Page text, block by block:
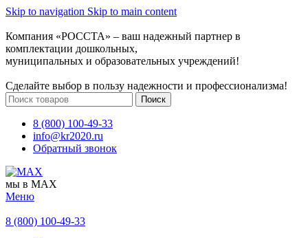
Skip to navigation Skip to main content
Компания «РОССТА» – ваш надежный партнер в
комплектации дошкольных,
муниципальных и образовательных учреждений!
Сделайте выбор в пользу надежности и профессионализма!
Поиск
8 (800) 100-49-33
info@kr2020.ru
Обратный звонок
мы в MAX
Меню
8 (800) 100-49-33